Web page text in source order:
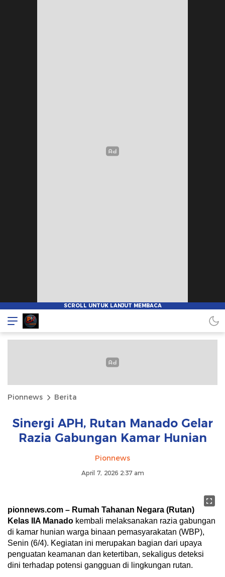
Pionnews Berita
Sinergi APH, Rutan Manado Gelar
Razia Gabungan Kamar Hunian
Pionnews
April 7, 2026 2:37 am
pionnews.com – Rumah Tahanan Negara (Rutan)
Kelas IIA Manado kembali melaksanakan razia gabungan
di kamar hunian warga binaan pemasyarakatan (WBP),
Senin (6/4). Kegiatan ini merupakan bagian dari upaya
penguatan keamanan dan ketertiban, sekaligus deteksi
dini terhadap potensi gangguan di lingkungan rutan.